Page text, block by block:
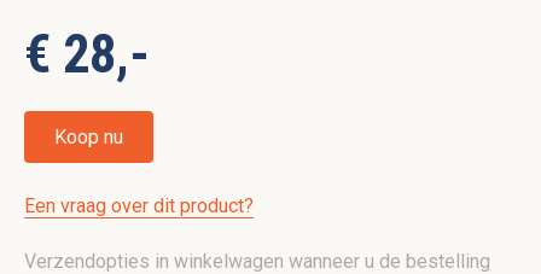
€ 28,-
Koop nu
Een vraag over dit product?
Verzendopties in winkelwagen wanneer u de bestelling